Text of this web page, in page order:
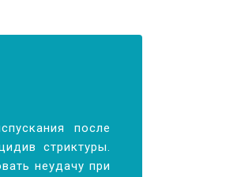
после
стриктуры.
неудачу при